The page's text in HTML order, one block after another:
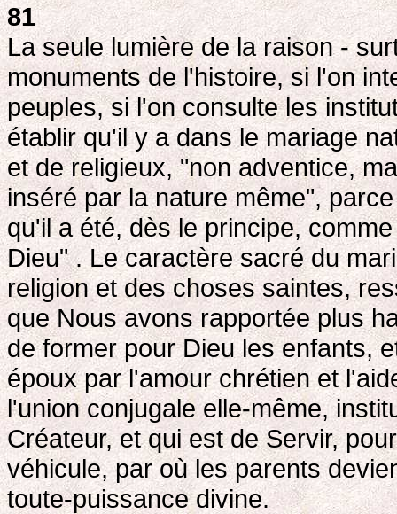
81
La seule lumière de la raison -
monuments de l'histoire, si l'on
peuples, si l'on consulte les
établir qu'il y a dans le mariage
et de religieux, "non adventice,
inséré par la nature même",
qu'il a été, dès le principe,
Dieu" . Le caractère sacré du
religion et des choses saintes,
que Nous avons rapportée plus
de former pour Dieu les enfants,
époux par l'amour chrétien et
l'union conjugale elle-même,
Créateur, et qui est de Servir,
véhicule, par où les parents
toute-puissance divine.